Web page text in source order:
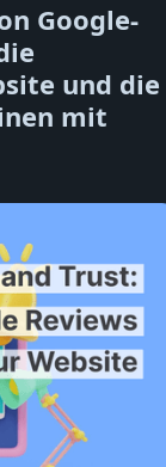
Google-
und die
mit